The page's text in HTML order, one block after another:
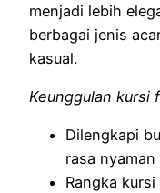
menjadi lebih
berbagai jenis
kasual.
Keunggulan kursi
Dilengkapi
rasa
Rangka